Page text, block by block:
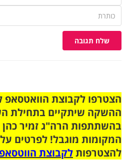
שלח תגובה
ההשקה שיתקיים בתחילת
בהשתתפות הרה"ג זמיר
המקומות מוגבל! לפרטים
להצטרפותלקבוצת